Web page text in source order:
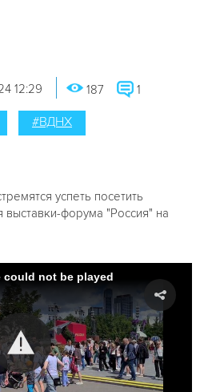
12:29 187 1
#ВДНХ
успеть посетить
форума "Россия" на
could not be played